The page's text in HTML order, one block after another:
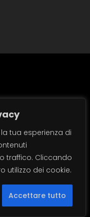
tua esperienza di
traffico. Cliccando
utilizzo dei cookie.
Accettare tutto